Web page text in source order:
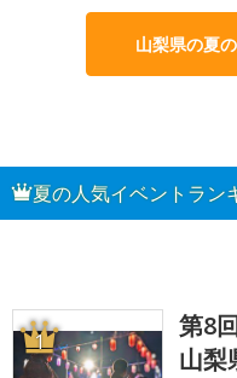
山梨県の夏
夏の人気イベントラン
1
第8
山梨